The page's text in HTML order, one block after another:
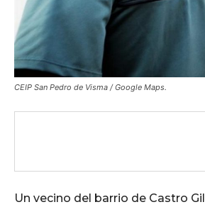
CEIP San Pedro de Visma / Google Maps.
Un vecino del barrio de Castro